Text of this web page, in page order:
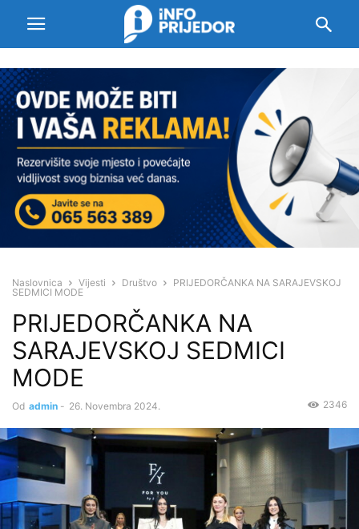
Naslovnica Vijesti Društvo
PRIJEDORČANKA NA SARAJEVSKOJ
SEDMICI MODE
PRIJEDORČANKA NA
SARAJEVSKOJ SEDMICI
MODE
Od admin - 26. Novembra 2024. 2346